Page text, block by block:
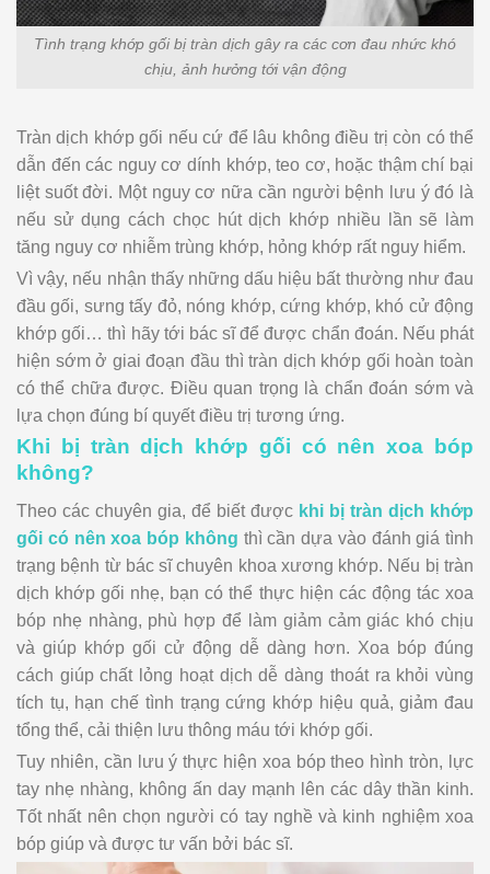
Tình trạng khớp gối bị tràn dịch gây ra các cơn đau nhức khó
chịu, ảnh hưởng tới vận động
Tràn dịch khớp gối nếu cứ để lâu không điều trị còn có thể
dẫn đến các nguy cơ dính khớp, teo cơ, hoặc thậm chí bại
liệt suốt đời. Một nguy cơ nữa cần người bệnh lưu ý đó là
nếu sử dụng cách chọc hút dịch khớp nhiều lần sẽ làm
tăng nguy cơ nhiễm trùng khớp, hỏng khớp rất nguy hiểm.
Vì vậy, nếu nhận thấy những dấu hiệu bất thường như đau
đầu gối, sưng tấy đỏ, nóng khớp, cứng khớp, khó cử động
khớp gối… thì hãy tới bác sĩ để được chẩn đoán. Nếu phát
hiện sớm ở giai đoạn đầu thì tràn dịch khớp gối hoàn toàn
có thể chữa được. Điều quan trọng là chẩn đoán sớm và
lựa chọn đúng bí quyết điều trị tương ứng.
Khi bị tràn dịch khớp gối có nên xoa bóp
không?
Theo các chuyên gia, để biết được khi bị tràn dịch khớp
gối có nên xoa bóp không thì cần dựa vào đánh giá tình
trạng bệnh từ bác sĩ chuyên khoa xương khớp. Nếu bị tràn
dịch khớp gối nhẹ, bạn có thể thực hiện các động tác xoa
bóp nhẹ nhàng, phù hợp để làm giảm cảm giác khó chịu
và giúp khớp gối cử động dễ dàng hơn. Xoa bóp đúng
cách giúp chất lỏng hoạt dịch dễ dàng thoát ra khỏi vùng
tích tụ, hạn chế tình trạng cứng khớp hiệu quả, giảm đau
tổng thể, cải thiện lưu thông máu tới khớp gối.
Tuy nhiên, cần lưu ý thực hiện xoa bóp theo hình tròn, lực
tay nhẹ nhàng, không ấn day mạnh lên các dây thần kinh.
Tốt nhất nên chọn người có tay nghề và kinh nghiệm xoa
bóp giúp và được tư vấn bởi bác sĩ.